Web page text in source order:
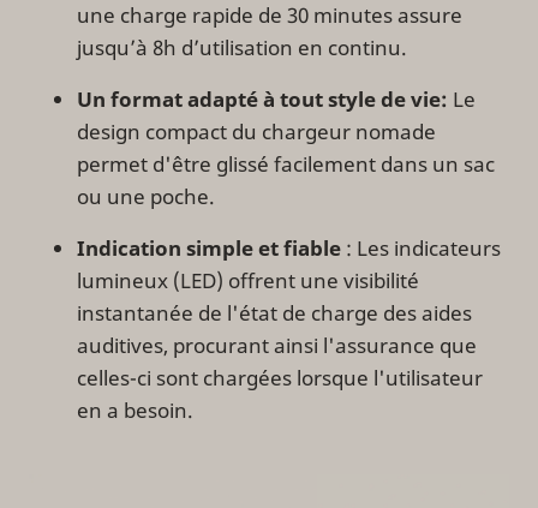
une charge rapide de 30 minutes assure
jusqu’à 8h d’utilisation en continu.
Un format adapté à tout style de vie: Le
design compact du chargeur nomade
permet d'être glissé facilement dans un sac
ou une poche.
Indication simple et fiable : Les indicateurs
lumineux (LED) offrent une visibilité
instantanée de l'état de charge des aides
auditives, procurant ainsi l'assurance que
celles-ci sont chargées lorsque l'utilisateur
en a besoin.